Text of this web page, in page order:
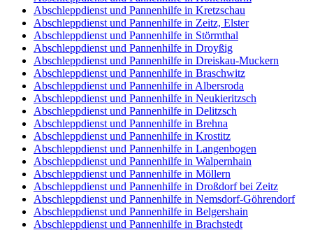
Abschleppdienst und Pannenhilfe in Kretzschau
Abschleppdienst und Pannenhilfe in Zeitz, Elster
Abschleppdienst und Pannenhilfe in Störmthal
Abschleppdienst und Pannenhilfe in Droyßig
Abschleppdienst und Pannenhilfe in Dreiskau-Muckern
Abschleppdienst und Pannenhilfe in Braschwitz
Abschleppdienst und Pannenhilfe in Albersroda
Abschleppdienst und Pannenhilfe in Neukieritzsch
Abschleppdienst und Pannenhilfe in Delitzsch
Abschleppdienst und Pannenhilfe in Brehna
Abschleppdienst und Pannenhilfe in Krostitz
Abschleppdienst und Pannenhilfe in Langenbogen
Abschleppdienst und Pannenhilfe in Walpernhain
Abschleppdienst und Pannenhilfe in Möllern
Abschleppdienst und Pannenhilfe in Droßdorf bei Zeitz
Abschleppdienst und Pannenhilfe in Nemsdorf-Göhrendorf
Abschleppdienst und Pannenhilfe in Belgershain
Abschleppdienst und Pannenhilfe in Brachstedt